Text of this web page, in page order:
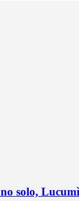
solo, Lucumì